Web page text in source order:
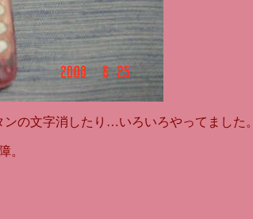
の文字消したり…いろいろやってました。
。